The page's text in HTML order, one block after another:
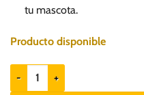
tu mascota.
Producto disponible
Dog Fest Duck Meat Bones